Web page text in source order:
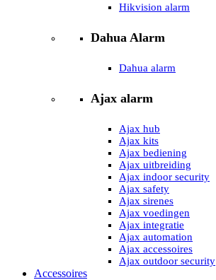
Hikvision alarm
Dahua Alarm
Dahua alarm
Ajax alarm
Ajax hub
Ajax kits
Ajax bediening
Ajax uitbreiding
Ajax indoor security
Ajax safety
Ajax sirenes
Ajax voedingen
Ajax integratie
Ajax automation
Ajax accessoires
Ajax outdoor security
Accessoires